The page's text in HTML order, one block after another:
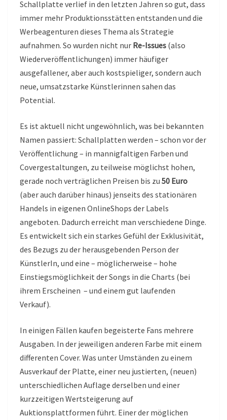
Schallplatte verlief in den letzten Jahren so gut, dass
immer mehr Produktionsstätten entstanden und die
Werbeagenturen dieses Thema als Strategie
aufnahmen. So wurden nicht nur Re-Issues (also
Wiederveröffentlichungen) immer häufiger
ausgefallener, aber auch kostspieliger, sondern auch
neue, umsatzstarke Künstlerinnen sahen das
Potential.
Es ist aktuell nicht ungewöhnlich, was bei bekannten
Namen passiert: Schallplatten werden – schon vor der
Veröffentlichung – in mannigfaltigen Farben und
Covergestaltungen, zu teilweise möglichst hohen,
gerade noch verträglichen Preisen bis zu 50 Euro
(aber auch darüber hinaus) jenseits des stationären
Handels in eigenen OnlineShops der Labels
angeboten. Dadurch erreicht man verschiedene Dinge.
Es entwickelt sich ein starkes Gefühl der Exklusivität,
des Bezugs zu der herausgebenden Person der
KünstlerIn, und eine – möglicherweise – hohe
Einstiegsmöglichkeit der Songs in die Charts (bei
ihrem Erscheinen – und einem gut laufenden
Verkauf).
In einigen Fällen kaufen begeisterte Fans mehrere
Ausgaben. In der jeweiligen anderen Farbe mit einem
differenten Cover. Was unter Umständen zu einem
Ausverkauf der Platte, einer neu justierten, (neuen)
unterschiedlichen Auflage derselben und einer
kurzzeitigen Wertsteigerung auf
Auktionsplattformen führt. Einer der möglichen